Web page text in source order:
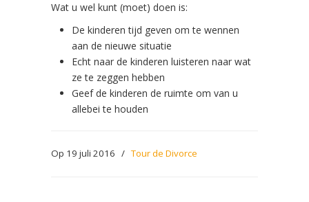
Wat u wel kunt (moet) doen is:
De kinderen tijd geven om te wennen
aan de nieuwe situatie
Echt naar de kinderen luisteren naar wat
ze te zeggen hebben
Geef de kinderen de ruimte om van u
allebei te houden
Op 19 juli 2016 / Tour de Divorce